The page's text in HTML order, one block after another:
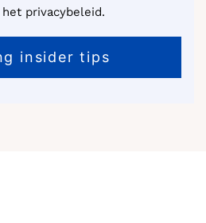
privacybeleid.